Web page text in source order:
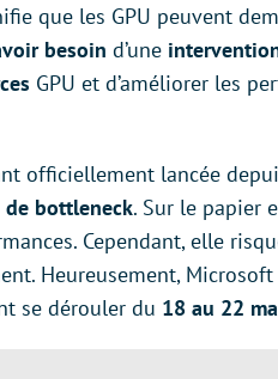
que les GPU peuvent
besoin d’une
GPU et d’améliorer les
officiellement lancée
de bottleneck. Sur le papier
Cependant, elle
Heureusement,
se dérouler du 18 au 22